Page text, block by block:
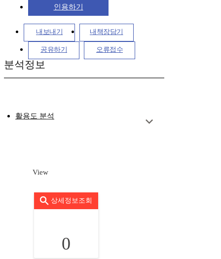
인용하기
내보내기 내책장담기
공유하기 오류접수
분석정보
활용도 분석
View
상세정보조회
0